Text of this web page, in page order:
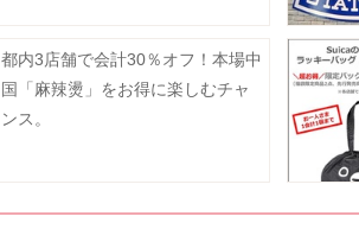
都内3店舗で会計30％オフ！本場中
国「麻辣燙」をお得に楽しむチャ
ンス。